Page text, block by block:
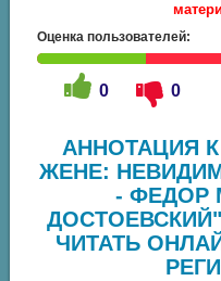
Оценка пользователей:
0 0
АННОТАЦИЯ
ЖЕНЕ:
- ФЕДОР
ЧИТАТЬ